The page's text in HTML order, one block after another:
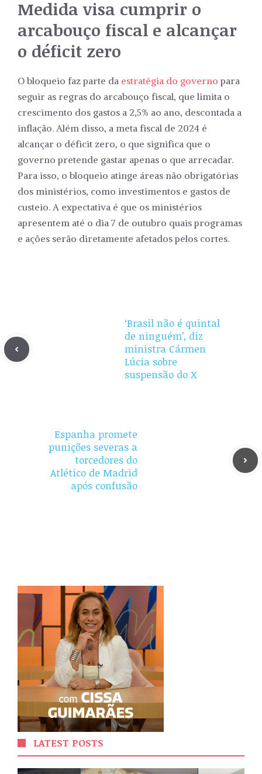
Medida visa cumprir o
arcabouço fiscal e alcançar
o déficit zero
O bloqueio faz parte da estratégia do governo para
seguir as regras do arcabouço fiscal, que limita o
crescimento dos gastos a 2,5% ao ano, descontada a
inflação. Além disso, a meta fiscal de 2024 é
alcançar o déficit zero, o que significa que o
governo pretende gastar apenas o que arrecadar.
Para isso, o bloqueio atinge áreas não obrigatórias
dos ministérios, como investimentos e gastos de
custeio. A expectativa é que os ministérios
apresentem até o dia 7 de outubro quais programas
e ações serão diretamente afetados pelos cortes.
‘Brasil não é quintal
de ninguém’, diz
ministra Cármen
Lúcia sobre
suspensão do X
Espanha promete
punições severas a
torcedores do
Atlético de Madrid
após confusão
LATEST POSTS